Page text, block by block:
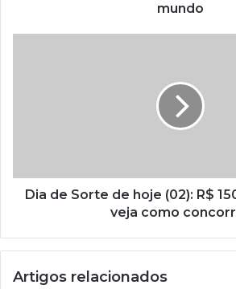
mundo
Dia de Sorte de hoje (02): R$
veja como
Artigos relacionados